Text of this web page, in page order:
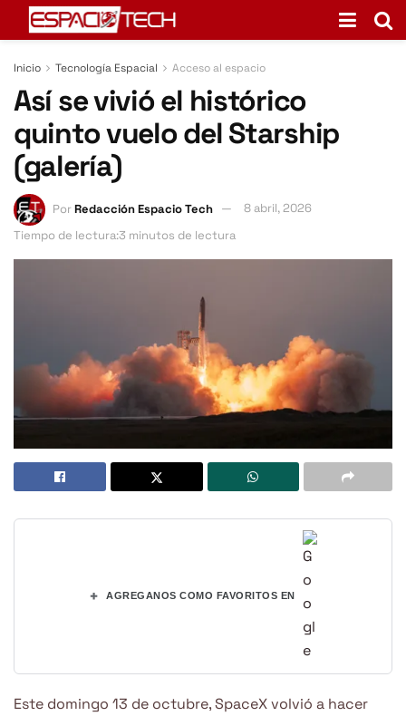
Inicio Tecnología Espacial Acceso al espacio
Así se vivió el histórico
quinto vuelo del Starship
(galería)
PorRedacción Espacio Tech
8 abril, 2026
Tiempo de lectura:3 minutos de lectura
+ AGREGANOS COMO FAVORITOS EN
Este domingo 13 de octubre, SpaceX volvió a hacer